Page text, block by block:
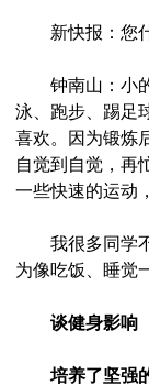
新快报：您什
钟南山：小的
泳、跑步、踢足
喜欢。因为锻炼
自觉到自觉，再
一些快速的运动
我很多同学不
为像吃饭、睡觉
谈健身影响
培养了坚强